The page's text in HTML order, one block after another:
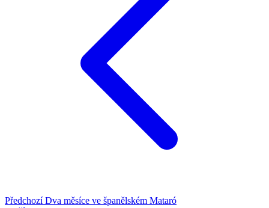
Předchozí Dva měsíce ve španělském Mataró